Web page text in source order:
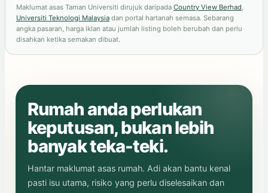
Maklumat asas Taman Universiti dirujuk daripada Country View Berhad,
Universiti Teknologi Malaysia dan portal hartanah semasa. Sebarang
angka pasaran, harga iklan atau jumlah listing boleh berubah dan perlu
disahkan ketika semakan dibuat.
Rumah anda perlukan
keputusan, bukan lebih
banyak teka-teki.
Hantar maklumat asas rumah. Adi akan bantu kenal
pasti isu utama, risiko yang perlu diselesaikan dan